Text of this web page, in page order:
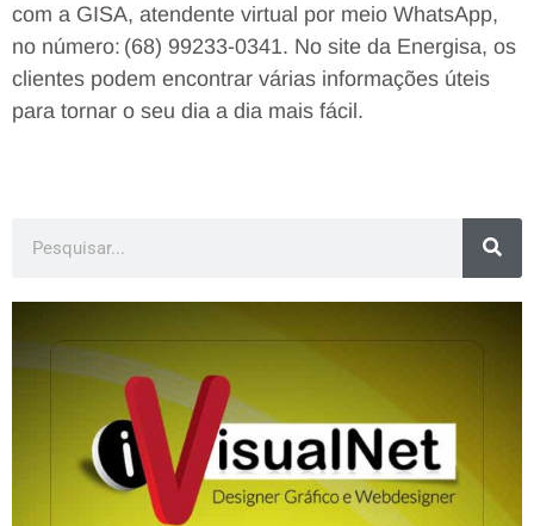
com a GISA, atendente virtual por meio WhatsApp,
no número: (68) 99233-0341. No site da Energisa, os
clientes podem encontrar várias informações úteis
para tornar o seu dia a dia mais fácil.